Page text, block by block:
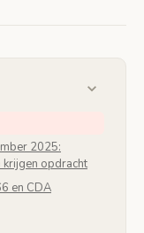
2025:
krijgen opdracht
en CDA